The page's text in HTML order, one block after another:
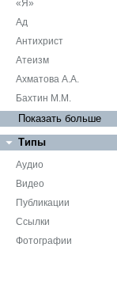
«Я»
Ад
Антихрист
Атеизм
Ахматова А.А.
Бахтин М.М.
Показать больше
Типы
Аудио
Видео
Публикации
Ссылки
Фотографии